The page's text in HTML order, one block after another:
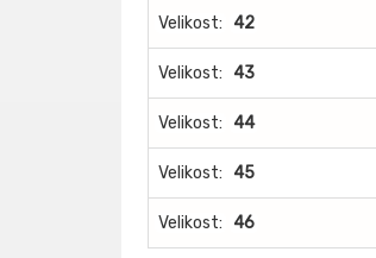
Velikost: 42
Velikost: 43
Velikost: 44
Velikost: 45
Velikost: 46